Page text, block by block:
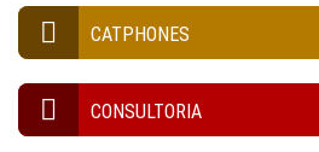
CATPHONES
CONSULTORIA